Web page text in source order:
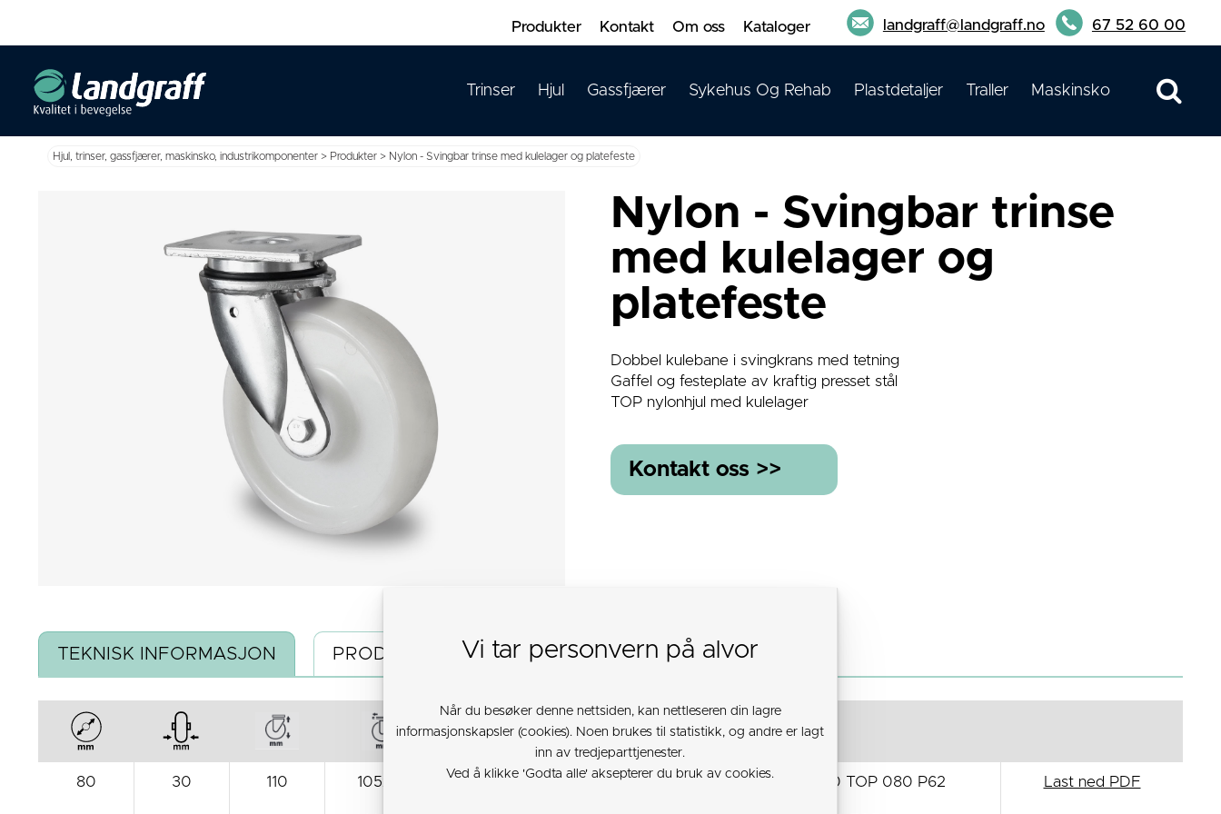
Produkter Kontakt Om oss Kataloger landgraff@landgraff.no 67 52 60 00
Trinser Hjul Gassfjærer Sykehus Og Rehab Plastdetaljer Traller Maskinsko
Hjul, trinser, gassfjærer, maskinsko, industrikomponenter > Produkter > Nylon - Svingbar trinse med kulelager og platefeste
Nylon - Svingbar trinse
med kulelager og
platefeste
Dobbel kulebane i svingkrans med tetning
Gaffel og festeplate av kraftig presset stål
TOP nylonhjul med kulelager
Kontakt oss >>
TEKNISK INFORMASJON PRODUKTARK (PDF)
80 30 110 105x80 80x60 9 300 4680 TOP 080 P62 Last ned PDF
Vi tar personvern på alvor
Når du besøker denne nettsiden, kan nettleseren din lagre
informasjonskapsler (cookies). Noen brukes til statistikk, og andre er lagt
inn av tredjeparttjenester.
Ved å klikke 'Godta alle' aksepterer du bruk av cookies.